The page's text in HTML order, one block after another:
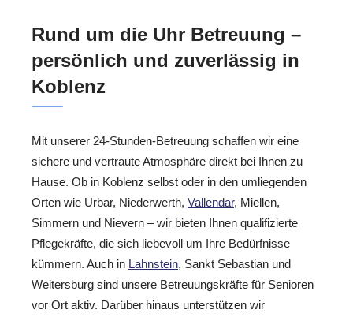
Rund um die Uhr Betreuung –
persönlich und zuverlässig in
Koblenz
Mit unserer 24-Stunden-Betreuung schaffen wir eine
sichere und vertraute Atmosphäre direkt bei Ihnen zu
Hause. Ob in Koblenz selbst oder in den umliegenden
Orten wie Urbar, Niederwerth, Vallendar, Miellen,
Simmern und Nievern – wir bieten Ihnen qualifizierte
Pflegekräfte, die sich liebevoll um Ihre Bedürfnisse
kümmern. Auch in Lahnstein, Sankt Sebastian und
Weitersburg sind unsere Betreuungskräfte für Senioren
vor Ort aktiv. Darüber hinaus unterstützen wir